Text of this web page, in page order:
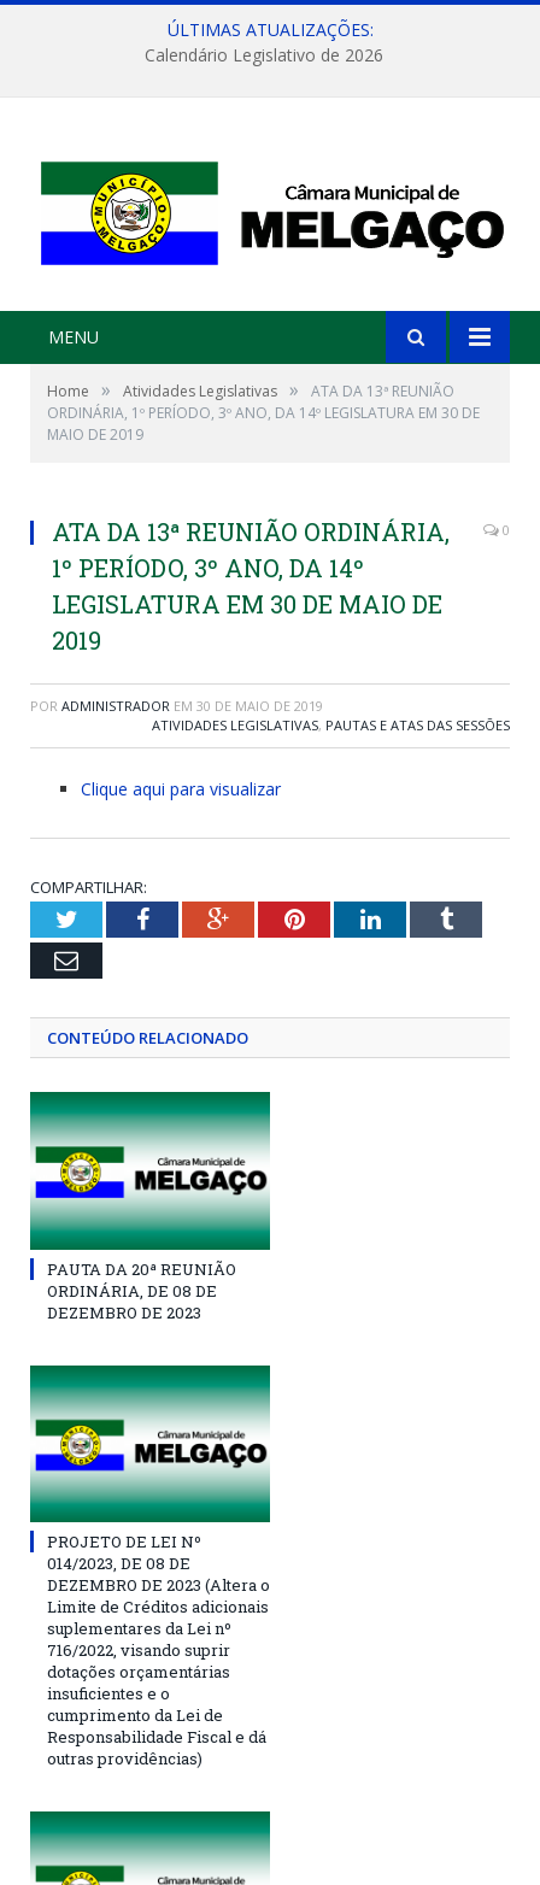
ÚLTIMAS ATUALIZAÇÕES:
Calendário Legislativo de 2026
MENU
Home » Atividades Legislativas »
ATA DA 13ª REUNIÃO
ORDINÁRIA, 1º PERÍODO, 3º ANO, DA 14º LEGISLATURA EM 30 DE
MAIO DE 2019
ATA DA 13ª REUNIÃO ORDINÁRIA,
1º PERÍODO, 3º ANO, DA 14º
LEGISLATURA EM 30 DE MAIO DE
2019
0
POR ADMINISTRADOR EM 30 DE MAIO DE 2019
ATIVIDADES LEGISLATIVAS, PAUTAS E ATAS DAS SESSÕES
Clique aqui para visualizar
COMPARTILHAR:
TwitterFacebookGoogle+PinterestLinkedInTumblr
Email
CONTEÚDO RELACIONADO
PAUTA DA 20ª REUNIÃO
ORDINÁRIA, DE 08 DE
DEZEMBRO DE 2023
PROJETO DE LEI Nº
014/2023, DE 08 DE
DEZEMBRO DE 2023 (Altera o
Limite de Créditos adicionais
suplementares da Lei nº
716/2022, visando suprir
dotações orçamentárias
insuficientes e o
cumprimento da Lei de
Responsabilidade Fiscal e dá
outras providências)